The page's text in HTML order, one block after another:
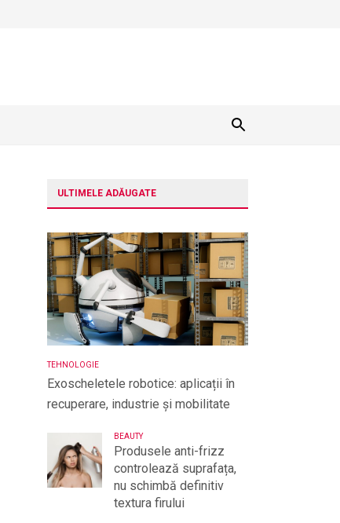
ULTIMELE ADĂUGATE
TEHNOLOGIE
Exoscheletele robotice: aplicații în
recuperare, industrie și mobilitate
BEAUTY
Produsele anti-frizz
controlează suprafața,
nu schimbă definitiv
textura firului